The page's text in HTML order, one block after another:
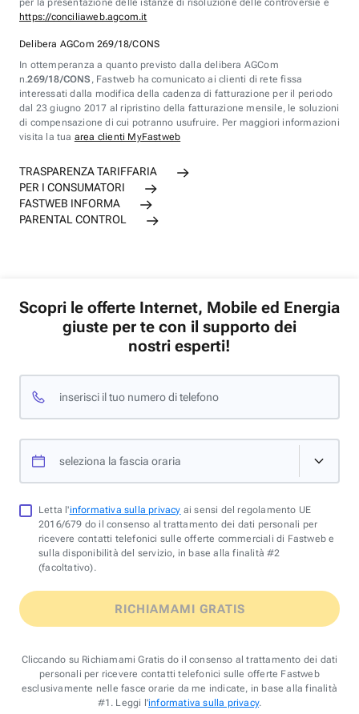
per la presentazione delle istanze di risoluzione delle controversie è
https://conciliaweb.agcom.it
Delibera AGCom 269/18/CONS
In ottemperanza a quanto previsto dalla delibera AGCom
n.269/18/CONS , Fastweb ha comunicato ai clienti di rete fissa
interessati dalla modifica della cadenza di fatturazione per il periodo
dal 23 giugno 2017 al ripristino della fatturazione mensile, le soluzioni
di compensazione di cui potranno usufruire. Per maggiori informazioni
visita la tua area clienti MyFastweb
TRASPARENZA TARIFFARIA
PER I CONSUMATORI
FASTWEB INFORMA
PARENTAL CONTROL
Scopri le offerte Internet, Mobile ed Energia
giuste per te con il supporto dei
nostri esperti!
inserisci il tuo numero di telefono
seleziona la fascia oraria
Letta l'informativa sulla privacy ai sensi del regolamento UE
2016/679 do il consenso al trattamento dei dati personali per
ricevere contatti telefonici sulle offerte commerciali di Fastweb e
sulla disponibilità del servizio, in base alla finalità #2
(facoltativo).
RICHIAMAMI GRATIS
Cliccando su Richiamami Gratis do il consenso al trattamento dei dati
personali per ricevere contatti telefonici sulle offerte Fastweb
esclusivamente nelle fasce orarie da me indicate, in base alla finalità
#1. Leggi l'informativa sulla privacy.